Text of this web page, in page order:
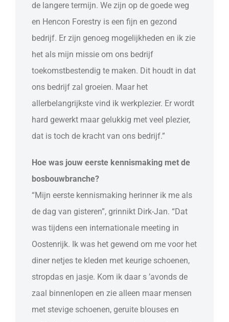
de langere termijn. We zijn op de goede weg
en Hencon Forestry is een fijn en gezond
bedrijf. Er zijn genoeg mogelijkheden en ik zie
het als mijn missie om ons bedrijf
toekomstbestendig te maken. Dit houdt in dat
ons bedrijf zal groeien. Maar het
allerbelangrijkste vind ik werkplezier. Er wordt
hard gewerkt maar gelukkig met veel plezier,
dat is toch de kracht van ons bedrijf.”
Hoe was jouw eerste kennismaking met de
bosbouwbranche?
“Mijn eerste kennismaking herinner ik me als
de dag van gisteren”, grinnikt Dirk-Jan. “Dat
was tijdens een internationale meeting in
Oostenrijk. Ik was het gewend om me voor het
diner netjes te kleden met keurige schoenen,
stropdas en jasje. Kom ik daar s ’avonds de
zaal binnenlopen en zie alleen maar mensen
met stevige schoenen, geruite blouses en